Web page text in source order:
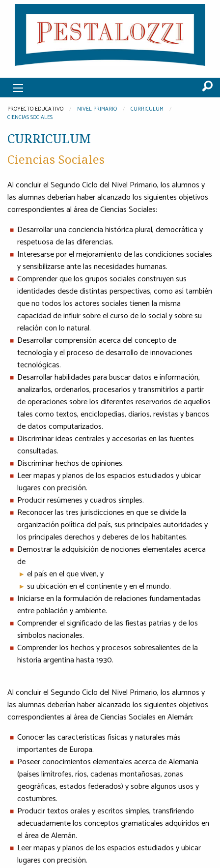
PROYECTO EDUCATIVO NIVEL PRIMARIO
CURRICULUM
CIENCIAS SOCIALES
CURRICULUM
Ciencias Sociales
Al concluir el Segundo Ciclo del Nivel Primario, los alumnos y
las alumnas deberían haber alcanzado los siguientes objetivos
correspondientes al área de Ciencias Sociales:
Desarrollar una conciencia histórica plural, democrática y
respetuosa de las diferencias.
Interesarse por el mejoramiento de las condiciones sociales
y sensibilizarse ante las necesidades humanas.
Comprender que los grupos sociales construyen sus
identidades desde distintas perspectivas, como así también
que no todos los actores sociales tienen la misma
capacidad de influir sobre el curso de lo social y sobre su
relación con lo natural.
Desarrollar comprensión acerca del concepto de
tecnología y el proceso de desarrollo de innovaciones
tecnológicas.
Desarrollar habilidades para buscar datos e información,
analizarlos, ordenarlos, procesarlos y transmitirlos a partir
de operaciones sobre los diferentes reservorios de aquellos
tales como textos, enciclopedias, diarios, revistas y bancos
de datos computarizados.
Discriminar ideas centrales y accesorias en las fuentes
consultadas.
Discriminar hechos de opiniones.
Leer mapas y planos de los espacios estudiados y ubicar
lugares con precisión.
Producir resúmenes y cuadros simples.
Reconocer las tres jurisdicciones en que se divide la
organización política del país, sus principales autoridades y
los principales derechos y deberes de los habitantes.
Demostrar la adquisición de nociones elementales acerca
de
el país en el que viven, y
su ubicación en el continente y en el mundo.
Iniciarse en la formulación de relaciones fundamentadas
entre población y ambiente.
Comprender el significado de las fiestas patrias y de los
símbolos nacionales.
Comprender los hechos y procesos sobresalientes de la
historia argentina hasta 1930.
Al concluir el Segundo Ciclo del Nivel Primario, los alumnos y
las alumnas deberían haber alcanzado los siguientes objetivos
correspondientes al área de Ciencias Sociales en Alemán:
Conocer las características físicas y naturales más
importantes de Europa.
Poseer conocimientos elementales acerca de Alemania
(países limítrofes, ríos, cadenas montañosas, zonas
geográficas, estados federados) y sobre algunos usos y
costumbres.
Producir textos orales y escritos simples, transfiriendo
adecuadamente los conceptos gramaticales adquiridos en
el área de Alemán.
Leer mapas y planos de los espacios estudiados y ubicar
lugares con precisión.